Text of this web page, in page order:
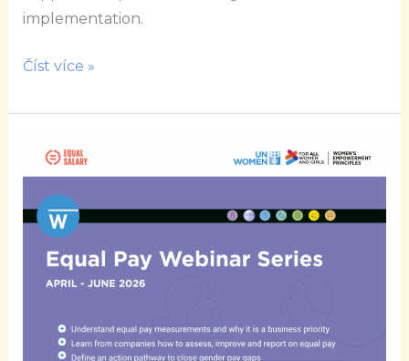
implementation.
Číst více »
WEPs
Equal
Pay
Webinar
regulation